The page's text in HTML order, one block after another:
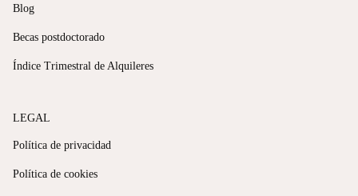
Blog
Becas postdoctorado
Índice Trimestral de Alquileres
LEGAL
Política de privacidad
Política de cookies